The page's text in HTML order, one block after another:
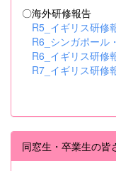
〇海外研修報告
R5_イギリス研修
R6_シンガポール
R6_イギリス研修
R7_イギリス研修
同窓生・卒業生の皆